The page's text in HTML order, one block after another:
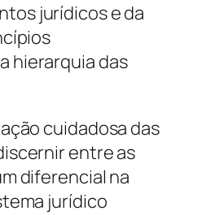
jurídicos e da
hierarquia das
cuidadosa das
entre as
diferencial na
jurídico